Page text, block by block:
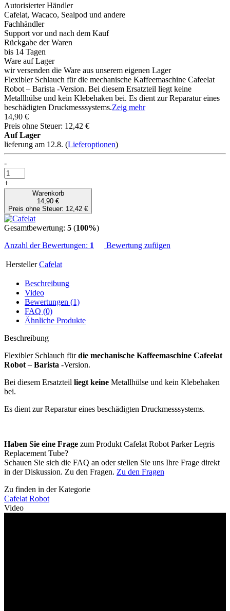
Autorisierter Händler
Cafelat, Wacaco, Sealpod und andere
Fachhändler
Support vor und nach dem Kauf
Rückgabe der Waren
bis 14 Tagen
Ware auf Lager
wir versenden die Ware aus unserem eigenen Lager
Flexibler Schlauch für die mechanische Kaffeemaschine Cafeelat
Robot – Barista -Version. Bei diesem Ersatzteil liegt keine
Metallhülse und kein Klebehaken bei. Es dient zur Reparatur eines
beschädigten Druckmesssystems.Zeig mehr
14,90 €
Preis ohne Steuer: 12,42 €
Auf Lager
lieferung am 12.8. (Lieferoptionen)
-
+
Warenkorb
14,90 €
Preis ohne Steuer: 12,42 €
Gesamtbewertung: 5 (100%)
Anzahl der Bewertungen: 1 Bewertung zufügen
Hersteller Cafelat
Beschreibung
Video
Bewertungen (1)
FAQ (0)
Ähnliche Produkte
Beschreibung
Flexibler Schlauch fürdie mechanische Kaffeemaschine Cafeelat
Robot – Barista -Version.
Bei diesem Ersatzteil liegt keine Metallhülse und kein Klebehaken
bei.
Es dient zur Reparatur eines beschädigten Druckmesssystems.
Haben Sie eine Frage zum Produkt Cafelat Robot Parker Legris
Replacement Tube?
Schauen Sie sich die FAQ an oder stellen Sie uns Ihre Frage direkt
in der Diskussion. Zu den Fragen. Zu den Fragen
Zu finden in der Kategorie
Cafelat Robot
Video